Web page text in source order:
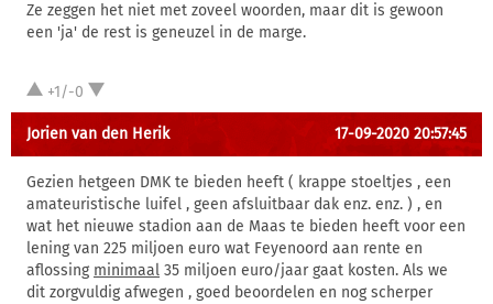
Ze zeggen het niet met zoveel woorden, maar dit is gewoon
een 'ja' de rest is geneuzel in de marge.
+1/-0
Jorien van den Herik 17-09-2020 20:57:45
Gezien hetgeen DMK te bieden heeft ( krappe stoeltjes , een
amateuristische luifel , geen afsluitbaar dak enz. enz. ) , en
wat het nieuwe stadion aan de Maas te bieden heeft voor een
lening van 225 miljoen euro wat Feyenoord aan rente en
aflossing minimaal 35 miljoen euro/jaar gaat kosten. Als we
dit zorgvuldig afwegen , goed beoordelen en nog scherper